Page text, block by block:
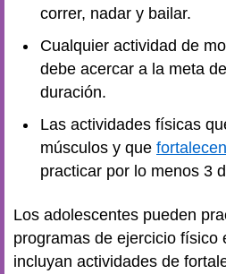
correr, nadar y bailar.
Cualquier actividad de
debe acercar a la meta
duración.
Las actividades físicas
músculos y que
practicar por lo menos 3
Los adolescentes pueden
programas de ejercicio físico
incluyan actividades de